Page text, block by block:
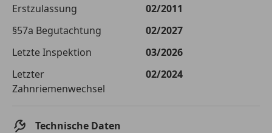
Der Kreditrechner enthält repräsentative Werte, zu denen wir
typischerweise Kredite vergeben. Der Sollzinssatz ist
bonitätsabhängig. Laufzeit mindestens 12, höchstens 120 Monate.
Gültig für Neukunden bei Online-Abschluss. Erfüllung banküblicher
Bonitätskriterien vorausgesetzt.
Jetzt berechnen
Erstzulassung
02/2011
§57a Begutachtung
02/2027
Letzte Inspektion
03/2026
Letzter
Zahnriemenwechsel
02/2024
Technische Daten